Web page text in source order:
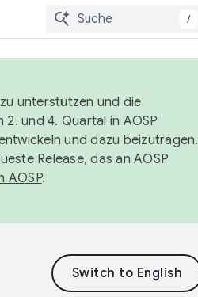
/
unterstützen und die
und 4. Quartal in AOSP
und dazu beizutragen.
Release, das an AOSP
AOSP.